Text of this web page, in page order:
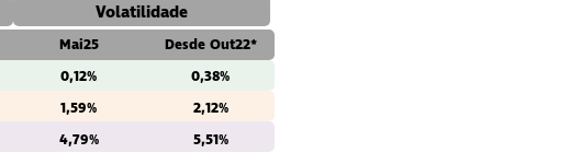
Volatilidade
Mai25
0,12%
1,59%
4,79%
Desde Out22*
0,38%
2,12%
5,51%